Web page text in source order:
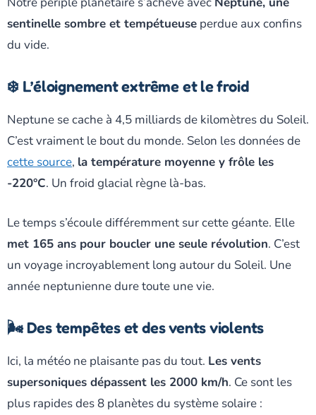
sentinelle sombre et tempétueuse perdue aux confins
du vide.
❄️ L’éloignement extrême et le froid
Neptune se cache à 4,5 milliards de kilomètres du Soleil.
C’est vraiment le bout du monde. Selon les données de
cette source, la température moyenne y frôle les
-220°C. Un froid glacial règne là-bas.
Le temps s’écoule différemment sur cette géante. Elle
met 165 ans pour boucler une seule révolution. C’est
un voyage incroyablement long autour du Soleil. Une
année neptunienne dure toute une vie.
🌬️ Des tempêtes et des vents violents
Ici, la météo ne plaisante pas du tout. Les vents
supersoniques dépassent les 2000 km/h. Ce sont les
plus rapides des 8 planètes du système solaire :